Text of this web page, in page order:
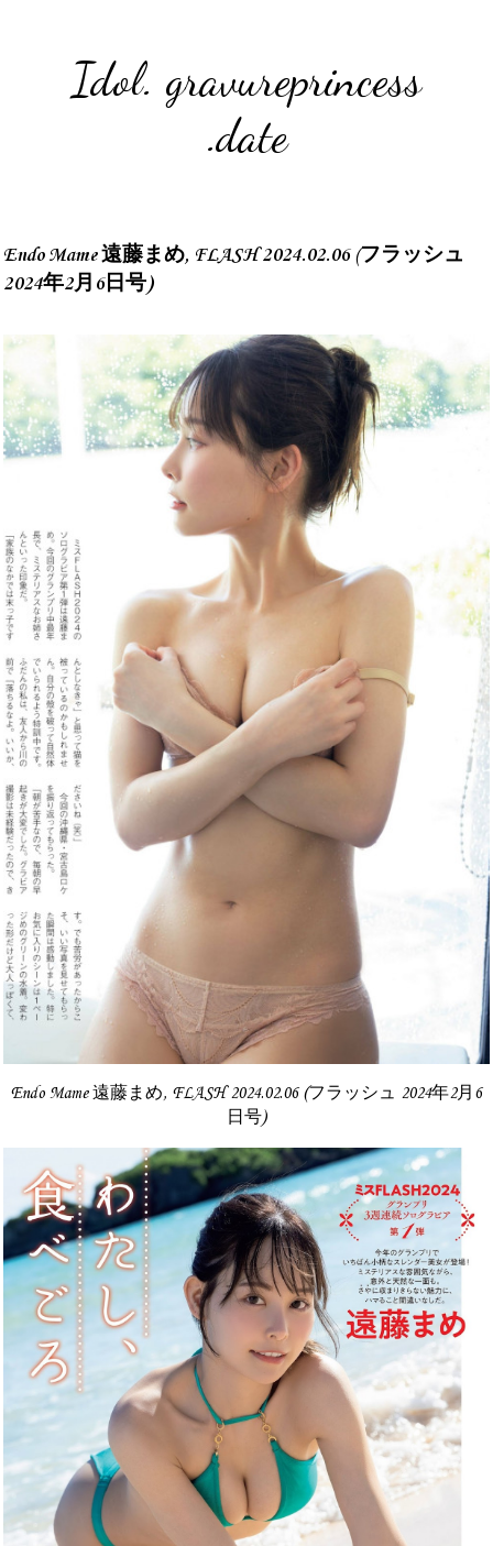
Idol. gravureprincess
.date
Endo Mame 遠藤まめ, FLASH 2024.02.06 (フラッシュ
2024年2月6日号)
Endo Mame 遠藤まめ, FLASH 2024.02.06 (フラッシュ 2024年2月6
日号)